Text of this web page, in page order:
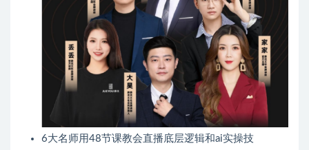
6大名师用48节课教会直播底层逻辑和ai实操技